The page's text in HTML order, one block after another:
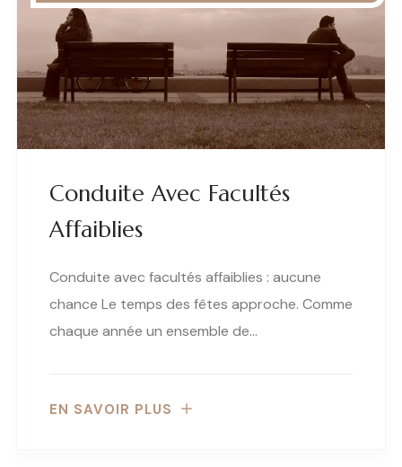
Conduite Avec Facultés
Affaiblies
Conduite avec facultés affaiblies : aucune
chance Le temps des fêtes approche. Comme
chaque année un ensemble de…
EN SAVOIR PLUS